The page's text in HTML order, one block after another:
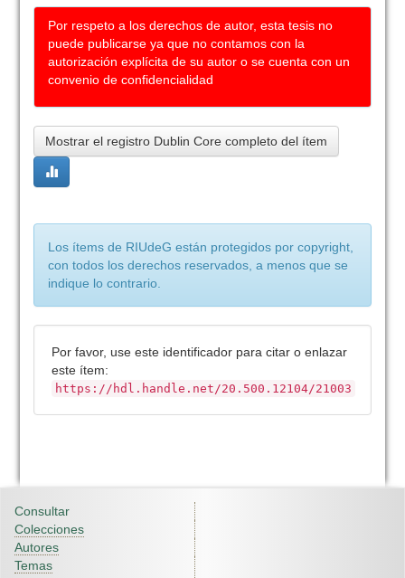
Por respeto a los derechos de autor, esta tesis no
puede publicarse ya que no contamos con la
autorización explícita de su autor o se cuenta con un
convenio de confidencialidad
Mostrar el registro Dublin Core completo del ítem
Los ítems de RIUdeG están protegidos por copyright,
con todos los derechos reservados, a menos que se
indique lo contrario.
Por favor, use este identificador para citar o enlazar
este ítem:
https://hdl.handle.net/20.500.12104/21003
Consultar
Colecciones
Autores
Temas